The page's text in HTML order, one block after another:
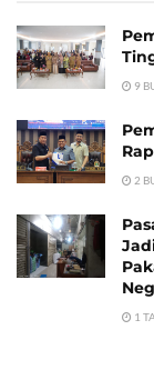
9
2
1